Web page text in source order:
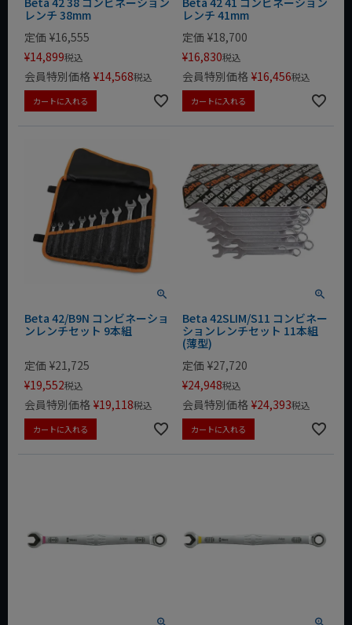
レンチ 38mm
定価 ¥16,555
¥14,899税込
会員特別価格 ¥14,568税込
カートに入れる
レンチ 41mm
定価 ¥18,700
¥16,830税込
会員特別価格 ¥16,456税込
カートに入れる
Beta 42/B9N コンビネーショ
ンレンチセット 9本組
定価 ¥21,725
¥19,552税込
会員特別価格 ¥19,118税込
カートに入れる
Beta 42SLIM/S11 コンビネー
ションレンチセット 11本組
(薄型)
定価 ¥27,720
¥24,948税込
会員特別価格 ¥24,393税込
カートに入れる